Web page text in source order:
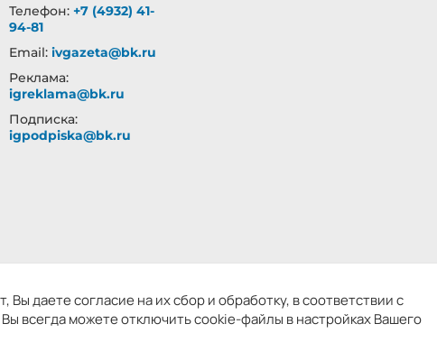
Телефон: +7 (4932) 41-
94-81
Email: ivgazeta@bk.ru
Реклама:
igreklama@bk.ru
Подписка:
igpodpiska@bk.ru
Учредитель: БУ «Ивановские газеты».
запрещено
даете согласие на их сбор и обработку, в соответствии с
всегда можете отключить cookie-файлы в настройках Вашего